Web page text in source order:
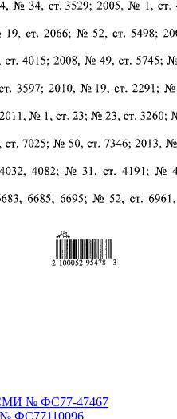
СМИ № ФС77-47467